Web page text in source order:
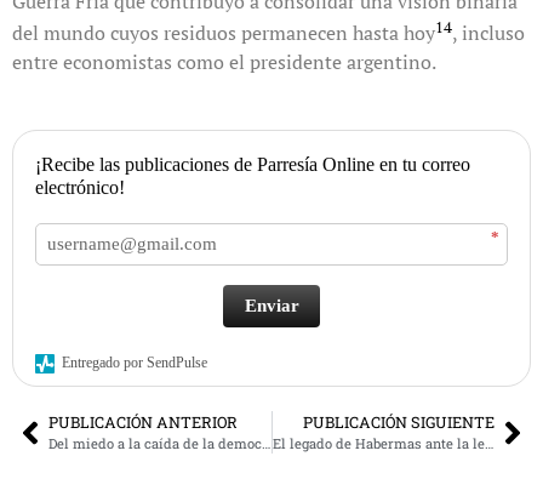
del mundo cuyos residuos permanecen hasta hoy14, incluso
entre economistas como el presidente argentino.
¡Recibe las publicaciones de Parresía Online en tu correo
electrónico!
*
Enviar
Entregado por SendPulse
PUBLICACIÓN ANTERIOR
Del miedo a la caída de la democracia y el excepcionalismo yankee
PUBLICACIÓN SIGUIENTE
El legado de Habermas ante la ley del más fuerte